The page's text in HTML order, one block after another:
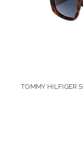
TOMMY HILFIGER